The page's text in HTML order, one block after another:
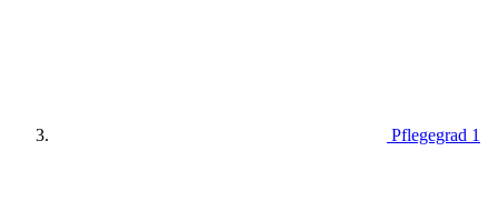
Pflegegrad 1